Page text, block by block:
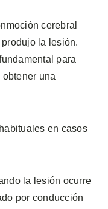
cerebral
la lesión.
para
una
en casos
la lesión ocurre
por conducción